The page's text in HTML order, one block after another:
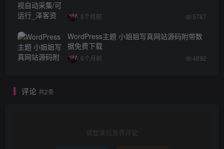
5个月前 5787
WordPress主题 小姐姐写真网站源码附带数
据免费下载
6个月前 4892
评论 共2条
请登录后发表评论